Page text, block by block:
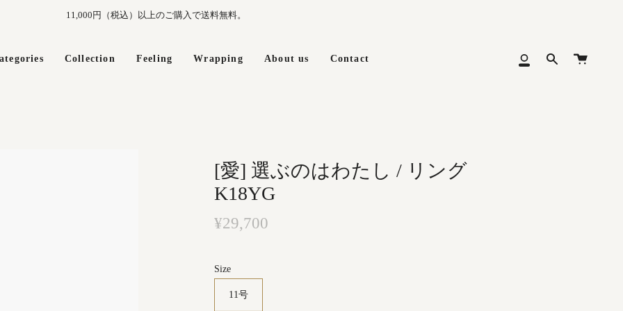
11,000円（税込）以上のご購入で送料無料。
Collection Feeling Wrapping About us Contact
マ
Search
カ
[愛] 選ぶのはわたし / リング
K18YG
¥29,700
Size
11号